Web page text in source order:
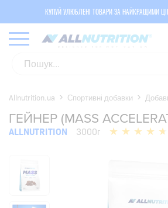
КУПУЙ УЛЮБЛЕНІ ТОВАРИ ЗА НАЙКРАЩИМИ
Allnutrition.ua Спортивні добавки
ГЕЙНЕР (MASS
ALLNUTRITION 3000г